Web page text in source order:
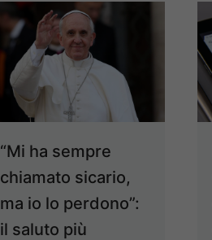
“Mi ha sempre
chiamato sicario,
ma io lo perdono”:
il saluto più